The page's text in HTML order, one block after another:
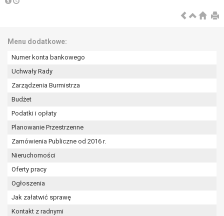
Menu dodatkowe:
Numer konta bankowego
Uchwały Rady
Zarządzenia Burmistrza
Budżet
Podatki i opłaty
Planowanie Przestrzenne
Zamówienia Publiczne od 2016 r.
Nieruchomości
Oferty pracy
Ogłoszenia
Jak załatwić sprawę
Kontakt z radnymi